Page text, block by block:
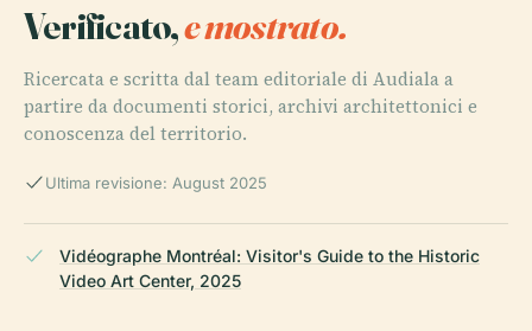
Verificato,e mostrato.
Ricercata e scritta dal team editoriale di Audiala a
partire da documenti storici, archivi architettonici e
conoscenza del territorio.
Ultima revisione: August 2025
Vidéographe Montréal: Visitor's Guide to the Historic
Video Art Center, 2025